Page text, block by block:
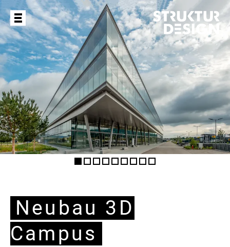
Neubau 3D
Campus